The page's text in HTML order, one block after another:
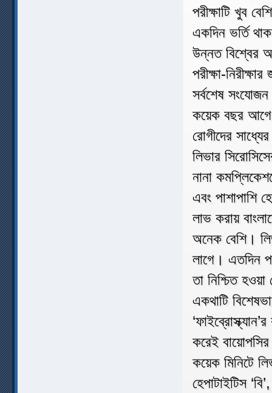
পরীক্ষাটি খুব
একদিন ভর্তি
উন্নত বিশ্বের
পরীক্ষা-
সর্বশেষ সংযোজন
কয়েক বছর
রোগীদের
লিভার
নানা
এবং পাশাপাশি
লাভ করায়
অনেক বেশি।
লাগে। এতদিন
তা নিশ্চিত
একথাটি
করেই
কয়েক মিনিটে
হেপাটাইটিস